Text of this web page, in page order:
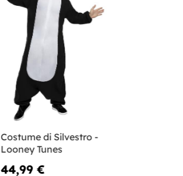
Costume di Silvestro -
Looney Tunes
44,99 €